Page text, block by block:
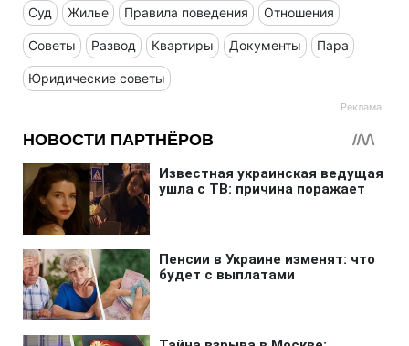
Суд Жилье Правила поведения Отношения
Советы Развод Квартиры Документы Пара
Юридические советы